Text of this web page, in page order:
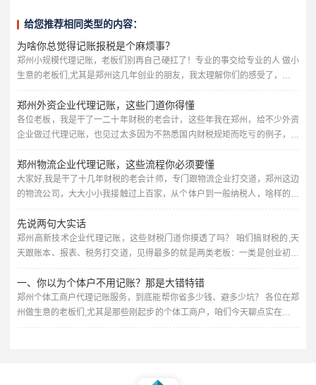
给您推荐相同类型的内容：
为啥你总觉得记账报税是个麻烦事？
郑州小规模代理记账，老板们别再自己硬扛了！专业的事交给专业的人 做小
生意的老板们,尤其是郑州这几年创业的朋友，我太理解你们的感受了，公司
刚成立，业务刚起步，每一分钱都要花在刀刃上，一听到“代理记账”这四个
字，第一反应就是：“不就是记个账报个税嘛，我自己上心点，或者让家里亲
戚帮忙弄弄，能省点是点。” 可是，等真到了月底、季度末、年底，你就会
发现，这事儿真没那么简单。 每个月要整理一堆发票、收据，...
郑州外资企业代理记账，这些门道你得懂
各位老板，我是干了一二十年财税的老会计，这些年我在郑州，给不少外资
企业做过代理记账，也见过太多因为不熟悉国内财税规矩而吃亏的例子，今
天咱就敞开聊聊，郑州的外资企业为啥需要代理记账，这里头到底有哪些坑,
又该怎么选靠谱的服务。 先说说郑州现在的外资企业，你想想，郑州是中部
崛起的核心城市，又是“一带一路”的重要节点，这两年引进了不少制造业、
物流、商贸类的外资公司，很多外企老板以前在海外自己做账，觉得无...
郑州物流企业代理记账，这些流程你必须要懂
大家好,我是干了十几年财税的老会计师，专门跟物流企业打交道，郑州这边
的物流公司，大大小小我接触过上百家，从个体户到一般纳税人，啥样的都
有，很多老板一上来就问：“记账到底咋弄？能不能省点钱？税务局查账咋
办？”今天我就把物流企业代理记账的全流程，掰开揉碎了跟你讲一遍，你听
完就知道，找对专业的服务商，能省多少心。 第一步：接单前的摸底，摸清
你家底儿 我们接一家物流公司之前,不会上来就开干，先得把企业...
先说两句大实话
郑州高新技术企业代理记账，这些财税门道你摸透了吗？ 咱们搞财税的,天
天跟账本、报表、税务打交道，见得最多的就是两类老板：一类是创业初期
啥都不懂，硬着头皮自己乱记两笔；另一类是业务跑得飞起，财务却一团乱
麻，等到税务局打电话来了才发现不对劲，今天咱们重点聊一聊郑州这边高
新技术企业的代理记账——这个行业听着高大上，但实际做起来，财税方面
的坑一个比一个深，你如果正好是高新企业的老板或者财务负责人，我劝
你...
一、你以为个体户不用记账？那是大错特错
郑州个体工商户代理记账服务，到底能帮你省多少钱、避多少坑？ 各位在郑
州做生意的老板们,尤其是那些刚起步的个体工商户，咱们今天聊点实在的，
你一个人开店、摆摊、接项目，每天跑东跑西忙得脚不沾地，还得抽空琢磨